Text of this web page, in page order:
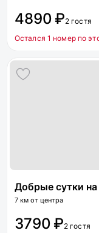
4890 ₽2 гостя
Остался 1 номер по
Добрые сутки на улице
7 км от центра
3790 ₽2 гостя